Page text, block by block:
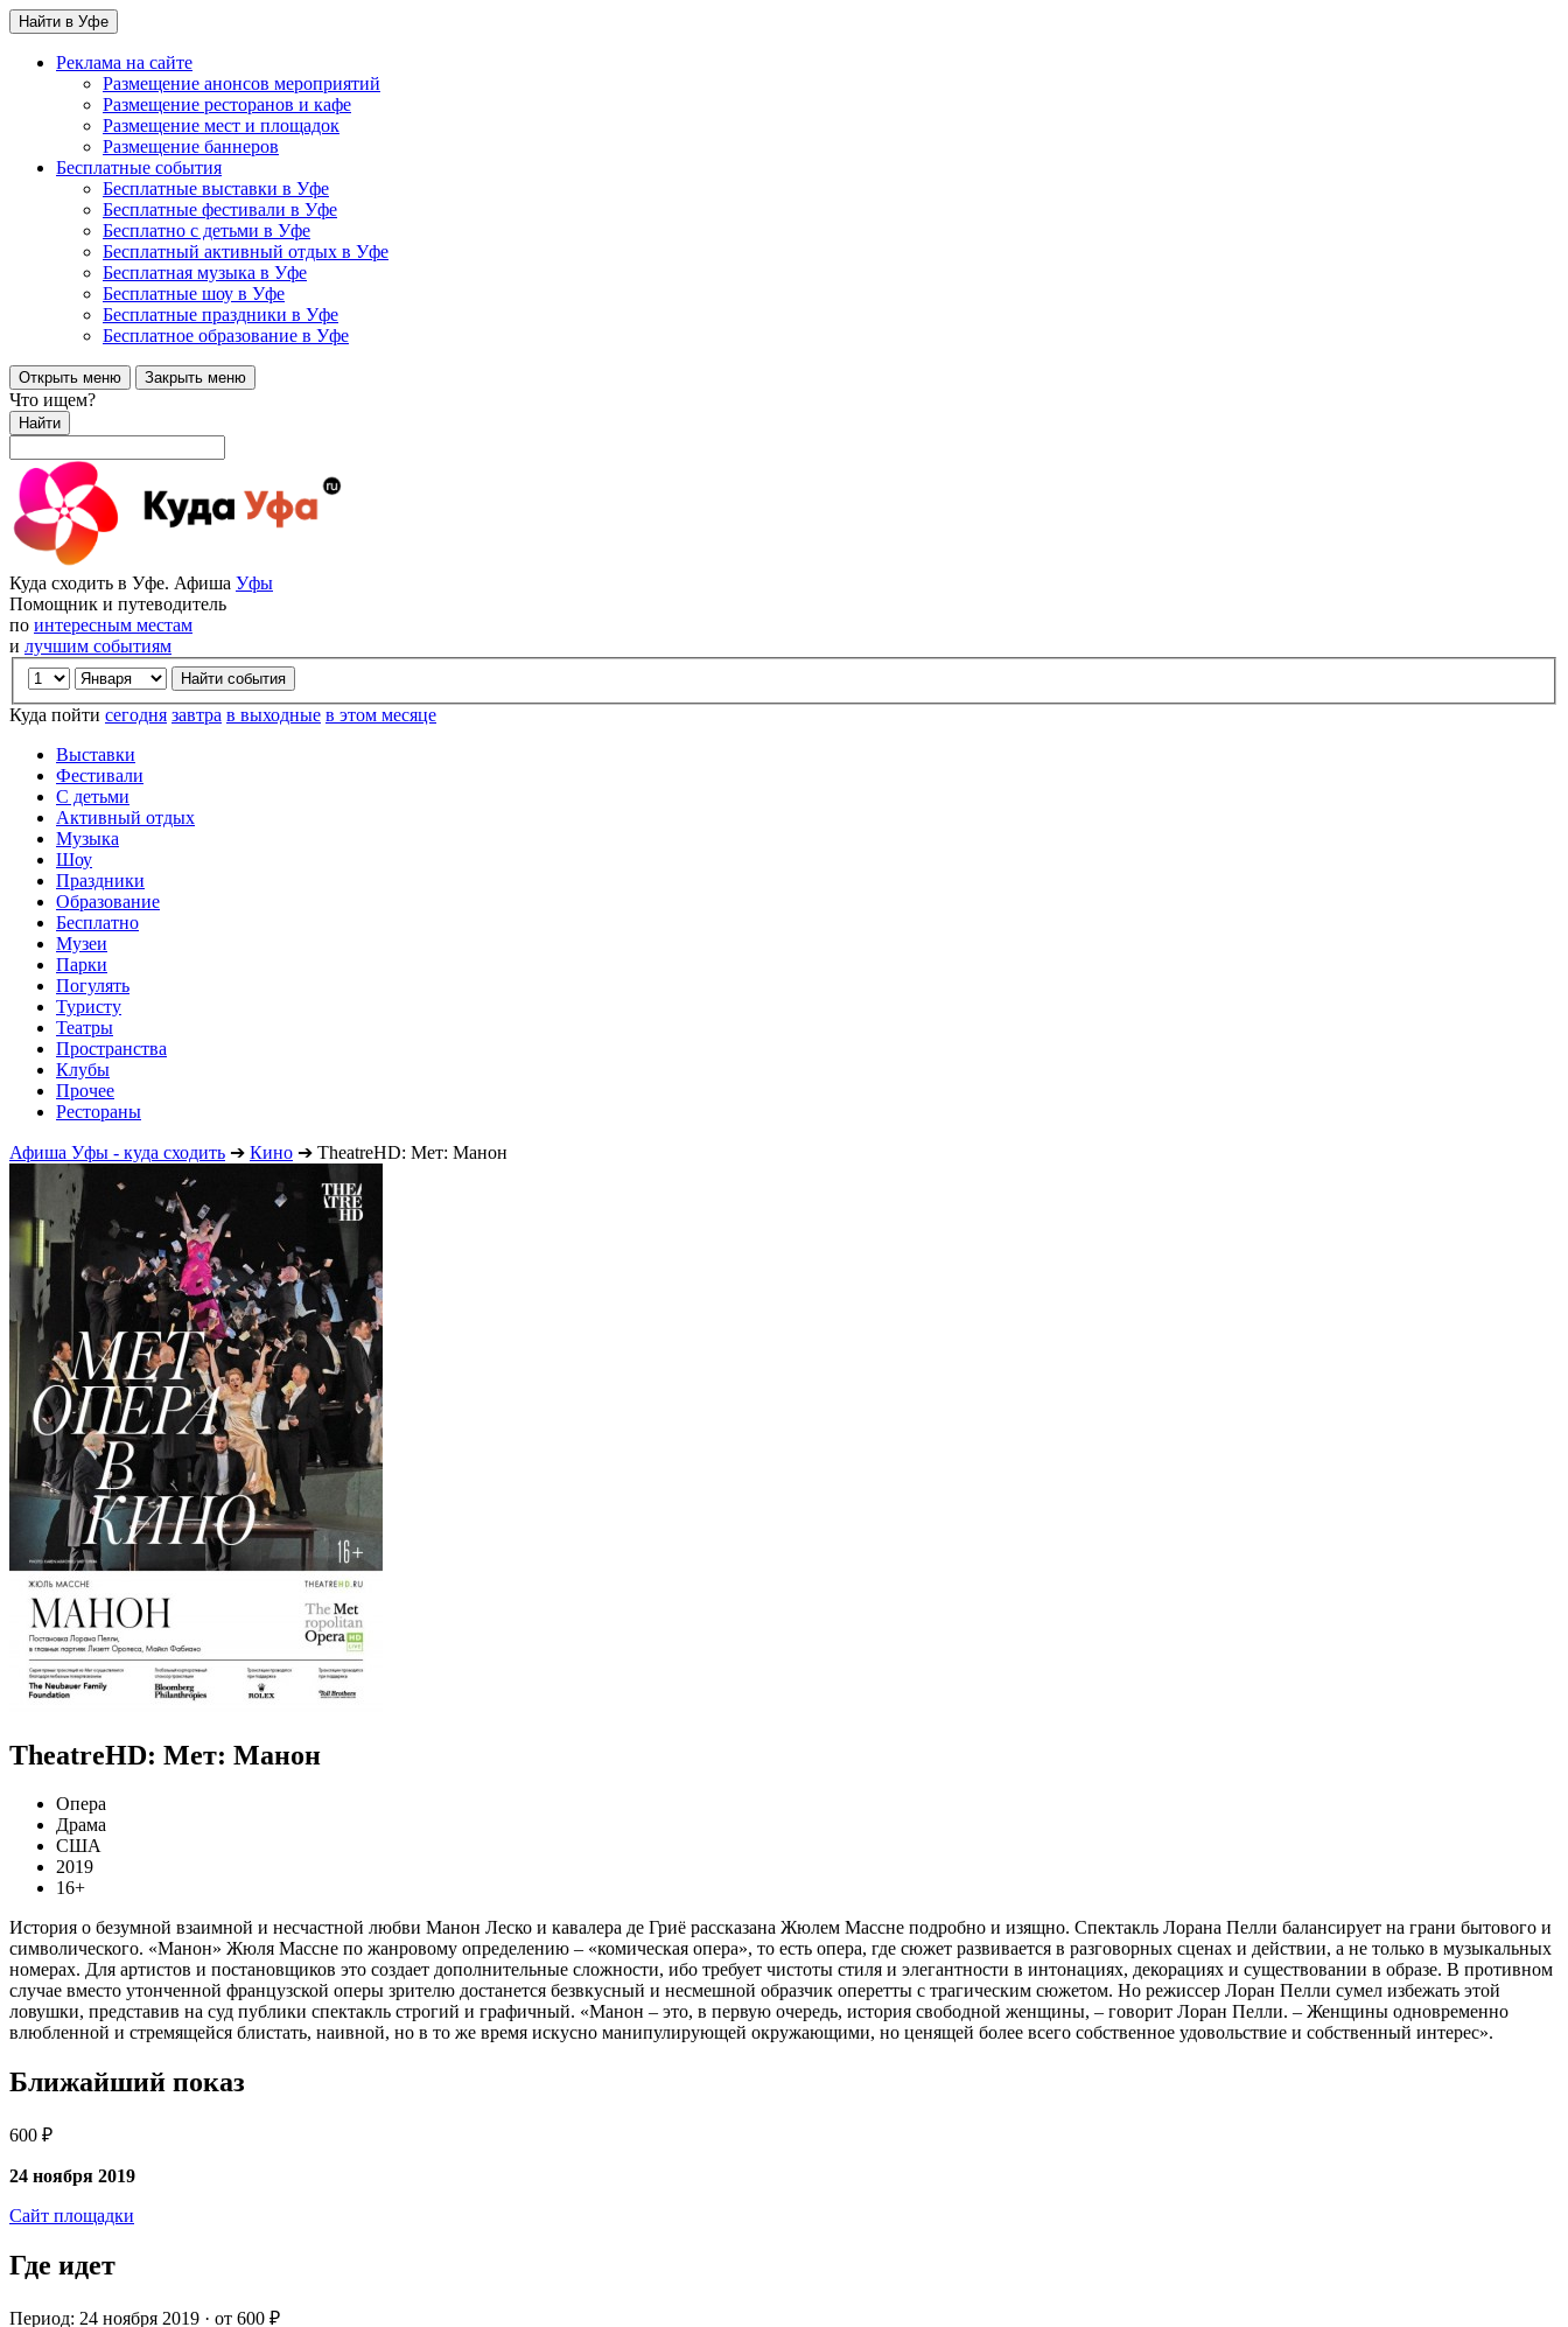
Найти в Уфе
Реклама на сайте
Размещение анонсов мероприятий
Размещение ресторанов и кафе
Размещение мест и площадок
Размещение баннеров
Бесплатные события
Бесплатные выставки в Уфе
Бесплатные фестивали в Уфе
Бесплатно с детьми в Уфе
Бесплатный активный отдых в Уфе
Бесплатная музыка в Уфе
Бесплатные шоу в Уфе
Бесплатные праздники в Уфе
Бесплатное образование в Уфе
Открыть меню Закрыть меню
Что ищем?
Найти
Куда сходить в Уфе. Афиша Уфы
Помощник и путеводитель
по интересным местам
и лучшим событиям
Куда пойти сегодня завтра в выходные в этом месяце
Выставки
Фестивали
С детьми
Активный отдых
Музыка
Шоу
Праздники
Образование
Бесплатно
Музеи
Парки
Погулять
Туристу
Театры
Пространства
Клубы
Прочее
Рестораны
Афиша Уфы - куда сходить ➔ Кино ➔ TheatreHD: Мет: Манон
TheatreHD: Мет: Манон
Опера
Драма
США
2019
16+
История о безумной взаимной и несчастной любви Манон Леско и кавалера де Гриё рассказана Жюлем Массне подробно и изящно. Спектакль Лорана Пелли балансирует на грани бытового и
символического. «Манон» Жюля Массне по жанровому определению – «комическая опера», то есть опера, где сюжет развивается в разговорных сценах и действии, а не только в музыкальных
номерах. Для артистов и постановщиков это создает дополнительные сложности, ибо требует чистоты стиля и элегантности в интонациях, декорациях и существовании в образе. В противном
случае вместо утонченной французской оперы зрителю достанется безвкусный и несмешной образчик оперетты с трагическим сюжетом. Но режиссер Лоран Пелли сумел избежать этой
ловушки, представив на суд публики спектакль строгий и графичный. «Манон – это, в первую очередь, история свободной женщины, – говорит Лоран Пелли. – Женщины одновременно
влюбленной и стремящейся блистать, наивной, но в то же время искусно манипулирующей окружающими, но ценящей более всего собственное удовольствие и собственный интерес».
Ближайший показ
600 ₽
24 ноября 2019
Сайт площадки
Где идет
Период: 24 ноября 2019 · от 600 ₽